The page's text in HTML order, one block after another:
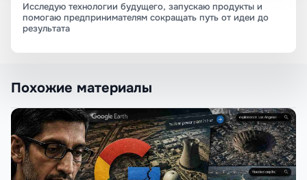
Исследую технологии будущего, запускаю продукты и
помогаю предпринимателям сокращать путь от идеи до
результата
Похожие материалы